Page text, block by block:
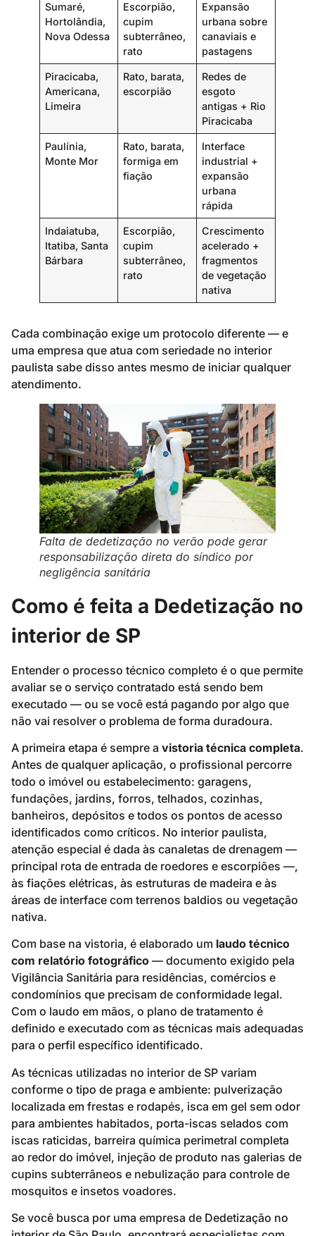
Sumaré,
Hortolândia,
Nova Odessa
Escorpião,
cupim
subterrâneo,
rato
Expansão
urbana sobre
canaviais e
pastagens
Piracicaba,
Americana,
Limeira
Rato, barata,
escorpião
Redes de
esgoto
antigas + Rio
Piracicaba
Paulínia,
Monte Mor
Rato, barata,
formiga em
fiação
Interface
industrial +
expansão
urbana
rápida
Indaiatuba,
Itatiba, Santa
Bárbara
Escorpião,
cupim
subterrâneo,
rato
Crescimento
acelerado +
fragmentos
de vegetação
nativa
Cada combinação exige um protocolo diferente — e
uma empresa que atua com seriedade no interior
paulista sabe disso antes mesmo de iniciar qualquer
atendimento.
Falta de dedetização no verão pode gerar
responsabilização direta do síndico por
negligência sanitária
Como é feita a Dedetização no
interior de SP
Entender o processo técnico completo é o que permite
avaliar se o serviço contratado está sendo bem
executado — ou se você está pagando por algo que
não vai resolver o problema de forma duradoura.
A primeira etapa é sempre a vistoria técnica completa.
Antes de qualquer aplicação, o profissional percorre
todo o imóvel ou estabelecimento: garagens,
fundações, jardins, forros, telhados, cozinhas,
banheiros, depósitos e todos os pontos de acesso
identificados como críticos. No interior paulista,
atenção especial é dada às canaletas de drenagem —
principal rota de entrada de roedores e escorpiões —,
às fiações elétricas, às estruturas de madeira e às
áreas de interface com terrenos baldios ou vegetação
nativa.
Com base na vistoria, é elaborado um laudo técnico
com relatório fotográfico — documento exigido pela
Vigilância Sanitária para residências, comércios e
condomínios que precisam de conformidade legal.
Com o laudo em mãos, o plano de tratamento é
definido e executado com as técnicas mais adequadas
para o perfil específico identificado.
As técnicas utilizadas no interior de SP variam
conforme o tipo de praga e ambiente: pulverização
localizada em frestas e rodapés, isca em gel sem odor
para ambientes habitados, porta-iscas selados com
iscas raticidas, barreira química perimetral completa
ao redor do imóvel, injeção de produto nas galerias de
cupins subterrâneos e nebulização para controle de
mosquitos e insetos voadores.
Se você busca por uma empresa de Dedetização no